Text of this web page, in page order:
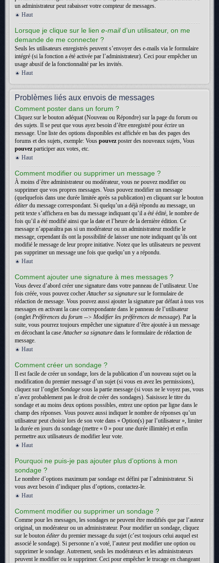
un administrateur peut rabaisser votre compteur de messages.
Haut
Lorsque je clique sur le lien e-maild’un utilisateur, on me
demande de me connecter ?
Seuls les utilisateurs enregistrés peuvent s’envoyer des e-mails via le formulaire
intégré (si la fonction a été activée par l’administrateur). Ceci pour empêcher un
usage abusif de la fonctionnalité par les invités.
Haut
Problèmes liés aux envois de messages
Comment poster dans un forum ?
Cliquez sur le bouton adéquat (Nouveau ou Répondre) sur la page du forum ou
des sujets. Il se peut que vous ayez besoin d’être enregistré pour écrire un
message. Une liste des options disponibles est affichée en bas des pages des
forums et des sujets, exemple: Vous pouvez poster des nouveaux sujets, Vous
pouvez participer aux votes, etc.
Haut
Comment modifier ou supprimer un message ?
À moins d’être administrateur ou modérateur, vous ne pouvez modifier ou
supprimer que vos propres messages. Vous pouvez modifier un message
(quelquefois dans une durée limitée après sa publication) en cliquant sur le bouton
éditer du message correspondant. Si quelqu’un a déjà répondu au message, un
petit texte s’affichera en bas du message indiquant qu’il a été édité, le nombre de
fois qu’il a été modifié ainsi que la date et l’heure de la dernière édition. Ce
message n’apparaîtra pas si un modérateur ou un administrateur modifie le
message, cependant ils ont la possibilité de laisser une note indiquant qu’ils ont
modifié le message de leur propre initiative. Notez que les utilisateurs ne peuvent
pas supprimer un message une fois que quelqu’un y a répondu.
Haut
Comment ajouter une signature à mes messages ?
Vous devez d’abord créer une signature dans votre panneau de l’utilisateur. Une
fois créée, vous pouvez cocherAttacher sa signature sur le formulaire de
rédaction de message. Vous pouvez aussi ajouter la signature par défaut à tous vos
messages en activant la case correspondante dans le panneau de l’utilisateur
(ongletPréférences du forum --> Modifier les préférences de message). Par la
suite, vous pourrez toujours empêcher une signature d’être ajoutée à un message
en décochant la caseAttacher sa signature dans le formulaire de rédaction de
message.
Haut
Comment créer un sondage ?
Il est facile de créer un sondage, lors de la publication d’un nouveau sujet ou la
modification du premier message d’un sujet (si vous en avez les permissions),
cliquez sur l’ongletSondage sous la partie message (si vous ne le voyez pas, vous
n’avez probablement pas le droit de créer des sondages). Saisissez le titre du
sondage et au moins deux options possibles, entrez une option par ligne dans le
champ des réponses. Vous pouvez aussi indiquer le nombre de réponses qu’un
utilisateur peut choisir lors de son vote dans « Option(s) par l’utilisateur », limiter
la durée en jours du sondage (mettre « 0 » pour une durée illimitée) et enfin
permettre aux utilisateurs de modifier leur vote.
Haut
Pourquoi ne puis-je pas ajouter plus d’options à mon
sondage ?
Le nombre d’options maximum par sondage est défini par l’administrateur. Si
vous avez besoin d’indiquer plus d’options, contactez-le.
Haut
Comment modifier ou supprimer un sondage ?
Comme pour les messages, les sondages ne peuvent être modifiés que par l’auteur
original, un modérateur ou un administrateur. Pour modifier un sondage, cliquez
sur le bouton éditer du premier message du sujet (c’est toujours celui auquel est
associé le sondage). Si personne n’a voté, l’auteur peut modifier une option ou
supprimer le sondage. Autrement, seuls les modérateurs et les administrateurs
peuvent le modifier ou le supprimer. Ceci pour empêcher le trucage en changeant